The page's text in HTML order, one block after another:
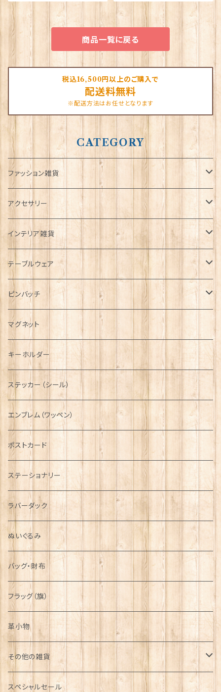
商品一覧に戻る
税込16,500円以上のご購入で
配送料無料
※配送方法はお任せとなります
CATEGORY
ファッション雑貨
タータンネクタイ
帽子
キャップ
ハンチング帽
キャスケット
ニット帽
Tシャツ
マフラー
タータン【Bronte by Moon】
タータン【Glencroft】
ボタンラップマフラー【Aran Traditions】
サッシュ
スカーフ
ファッションマスク
アクセサリー
ORTAK
ブローチ
ペンダント
チャーム
その他のアクセサリー
インテリア雑貨
インテリア置物
ラブスプーン
ラブスプーン【SION LLEWELLYN】
ラブスプーン【PAUL CURTIS】
ファブリック
テーブルウェア
ティータオル
ペーパーナプキン
ティーコジー
その他テーブルウェア
ピンバッチ
ジェネラルデザイン
乗り物
動物＆植物
国旗＆紋章
音楽＆楽器
運動＆人物
シンボル
ミリタリー
NAVY
AIRFORCE
ARMY
ピューター
マグネット
キーホルダー
ステッカー（シール）
エンブレム（ワッペン）
ポストカード
ステーショナリー
ラバーダック
ぬいぐるみ
バッグ・財布
フラッグ（旗）
革小物
その他の雑貨
ミニカー
スペシャルセール